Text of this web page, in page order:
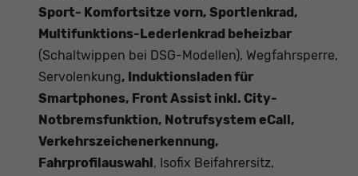
Sport- Komfortsitze vorn, Sportlenkrad,
Multifunktions-Lederlenkrad beheizbar
(Schaltwippen bei DSG-Modellen), Wegfahrsperre,
Servolenkung, Induktionsladen für
Smartphones, Front Assist inkl. City-
Notbremsfunktion, Notrufsystem eCall,
Verkehrszeichenerkennung,
Fahrprofilauswahl , Isofix Beifahrersitz,